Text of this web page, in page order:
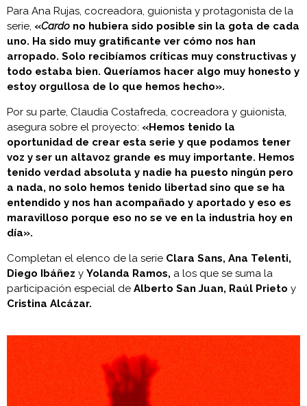
Para Ana Rujas, cocreadora, guionista y protagonista de la
serie, «Cardo no hubiera sido posible sin la gota de cada
uno. Ha sido muy gratificante ver cómo nos han
arropado. Solo recibíamos críticas muy constructivas y
todo estaba bien. Queríamos hacer algo muy honesto y
estoy orgullosa de lo que hemos hecho».
Por su parte, Claudia Costafreda, cocreadora y guionista,
asegura sobre el proyecto: «Hemos tenido la
oportunidad de crear esta serie y que podamos tener
voz y ser un altavoz grande es muy importante. Hemos
tenido verdad absoluta y nadie ha puesto ningún pero
a nada, no solo hemos tenido libertad sino que se ha
entendido y nos han acompañado y aportado y eso es
maravilloso porque eso no se ve en la industria hoy en
día».
Completan el elenco de la serie Clara Sans, Ana Telenti,
Diego Ibáñez y Yolanda Ramos, a los que se suma la
participación especial de Alberto San Juan, Raúl Prieto y
Cristina Alcázar.